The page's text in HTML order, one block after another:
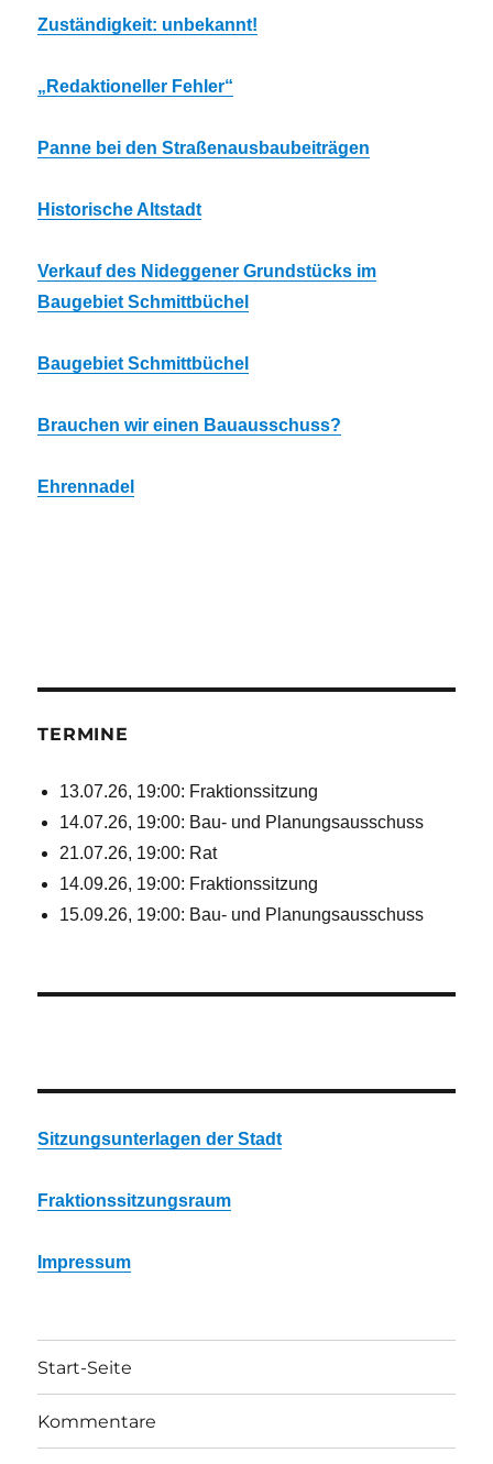
Zuständigkeit: unbekannt!
„Redaktioneller Fehler“
Panne bei den Straßenausbaubeiträgen
Historische Altstadt
Verkauf des Nideggener Grundstücks im
Baugebiet Schmittbüchel
Baugebiet Schmittbüchel
Brauchen wir einen Bauausschuss?
Ehrennadel
TERMINE
13.07.26, 19:00: Fraktionssitzung
14.07.26, 19:00: Bau- und Planungsausschuss
21.07.26, 19:00: Rat
14.09.26, 19:00: Fraktionssitzung
15.09.26, 19:00: Bau- und Planungsausschuss
Sitzungsunterlagen der Stadt
Fraktionssitzungsraum
Impressum
Start-Seite
Kommentare